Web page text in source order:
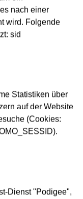
an der Ecke
die Sanierung
die
Ecke Friedberger
für die
und traffiQ bitten
Über die App
nach einer
wird. Folgende
sid
Statistiken über
auf der Website
(Cookies:
Dienst "Podigee",